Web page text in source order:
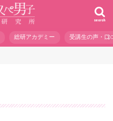
search
総研アカデミー 受講生の声・口